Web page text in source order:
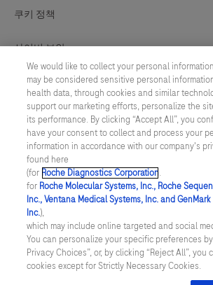
및
정
SNP
쿠키 정책
사이버 보안
쿠키 기본설정
제품 안전성 정보
SOUTH KOREA / 영어
© 2026 F. Hoffmann-La Roche Ltd
마지막 업데이트: 06.08.2026
이 웹사이트에는 광범위한 청중을 대상으로 하
가 포함되어 있으며 제품 세부정보 또는 귀하
수 없거나 유효하지 않은 정보가 포함될 수 있
출신 국가에서 법적 절차, 규정, 등록 또는 사용
We would like to collect your personal
may be considered sensitive personal
health data, through cookies and similar
support our marketing efforts, personalize the
its performance. By clicking “Accept All”, you
have your consent to collect and process your
information in accordance with our company's
found here
(for Roche Diagnostics Corporation.
for Roche Molecular Systems, Inc., Roche
Inc., Ventana Medical Systems, Inc. and
Inc.),
which may include online targeted and social
You can personalize your specific preferences
Privacy Choices”, or, by clicking “Reject All”, you
cookies except for Strictly Necessary Cookies.